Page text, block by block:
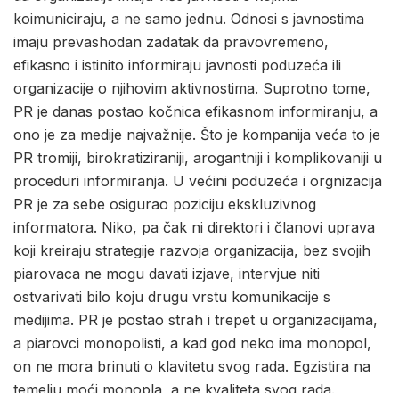
koimuniciraju, a ne samo jednu. Odnosi s javnostima
imaju prevashodan zadatak da pravovremeno,
efikasno i istinito informiraju javnosti poduzeća ili
organizacije o njihovim aktivnostima. Suprotno tome,
PR je danas postao kočnica efikasnom informiranju, a
ono je za medije najvažnije. Što je kompanija veća to je
PR tromiji, birokratiziraniji, arogantniji i komplikovaniji u
proceduri informiranja. U većini poduzeća i orgnizacija
PR je za sebe osigurao poziciju ekskluzivnog
informatora. Niko, pa čak ni direktori i članovi uprava
koji kreiraju strategije razvoja organizacija, bez svojih
piarovaca ne mogu davati izjave, intervjue niti
ostvarivati bilo koju drugu vrstu komunikacije s
medijima. PR je postao strah i trepet u organizacijama,
a piarovci monopolisti, a kad god neko ima monopol,
on ne mora brinuti o klavitetu svog rada. Egzistira na